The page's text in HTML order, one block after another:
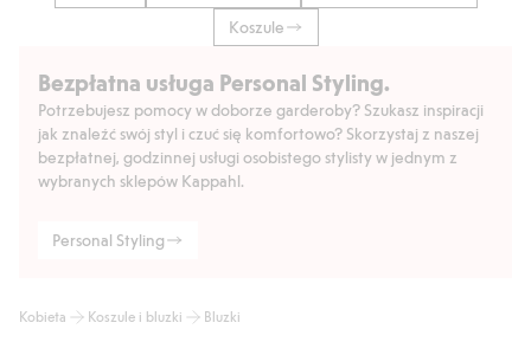
Koszule
Bezpłatna usługa Personal Styling.
Potrzebujesz pomocy w doborze garderoby? Szukasz inspiracji
jak znaleźć swój styl i czuć się komfortowo? Skorzystaj z naszej
bezpłatnej, godzinnej usługi osobistego stylisty w jednym z
wybranych sklepów Kappahl.
Personal Styling
Kobieta Koszule i bluzki Bluzki